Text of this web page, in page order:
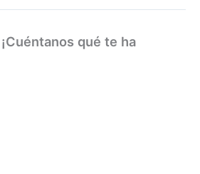
qué te ha